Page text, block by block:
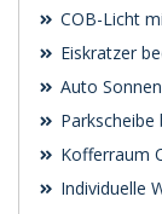
COB-Licht
Eiskratzer
Auto
Parkscheibe
Kofferraum
Individuelle